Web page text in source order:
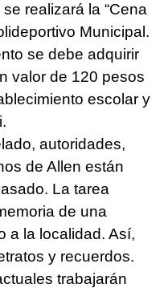
realizará la “Cena
Municipal.
se debe adquirir
valor de 120 pesos
escolar y
autoridades,
de Allen están
La tarea
de una
a la localidad. Así,
y recuerdos.
trabajarán